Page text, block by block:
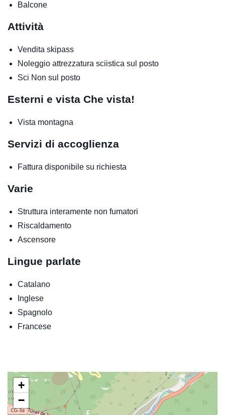
Balcone
Attività
Vendita skipass
Noleggio attrezzatura sciistica sul posto
Sci Non sul posto
Esterni e vista Che vista!
Vista montagna
Servizi di accoglienza
Fattura disponibile su richiesta
Varie
Struttura interamente non fumatori
Riscaldamento
Ascensore
Lingue parlate
Catalano
Inglese
Spagnolo
Francese
+
−